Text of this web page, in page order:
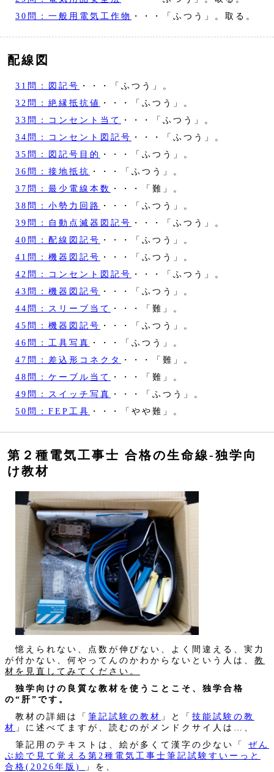
30問：一般用電気工作物
・・・「ふつう」。取る。
配線図
31問：図記号 ・・・「ふつう」。
32問：絶縁抵抗値
・・・「ふつう」。
33問：コンセント当て
・・・「ふつう」。
34問：コンセント図記号 ・・・「ふつう」。
35問：図記号目的
・・・「ふつう」。
36問：接地抵抗 ・・・「ふつう」。
37問：最少電線本数
・・・「難」。
38問：小勢力回路
・・・「ふつう」。
39問：自動点滅器図記号 ・・・「ふつう」。
40問：配線図記号 ・・・「ふつう」。
41問：機器図記号 ・・・「ふつう」。
42問：コンセント図記号 ・・・「ふつう」。
43問：機器図記号 ・・・「ふつう」。
44問：スリーブ当て
・・・「難」。
45問：機器図記号 ・・・「ふつう」。
46問：工具写真 ・・・「ふつう」。
47問：差込形コネクタ
・・・「難」。
48問：ケーブル当て
・・・「難」。
49問：スイッチ写真 ・・・「ふつう」。
50問：FEP工具 ・・・「やや難」。
第２種電気工事士 合格の生命線‐独学向
け教材
憶えられない、点数が伸びない、よく間違える、実力
が付かない、何やってんのかわからないという人は、 教
材を見直してみてください。
独学向けの良質な教材を使うことこそ、独学合格
の“肝”です。
教材の詳細は「 筆記試験の教材 」と「 技能試験の教
材 」に述べてますが、読むのがメンドクサイ人は…、
筆記用のテキストは、絵が多くて漢字の少ない「
ぜん
ぶ絵で見て覚える第2種電気工事士筆記試験すいーっと
合格(2026年版)
」を、